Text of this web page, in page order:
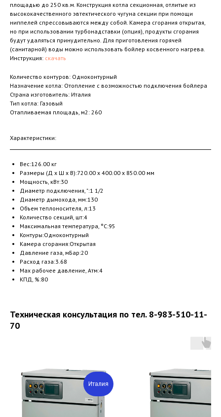
площадью до 250 кв.м. Конструкция котла секционная, отлитые из
высококачественного эвтектического чугуна секции при помощи
ниппелей спрессовываются между собой. Камера сгорания открытая,
но при использовании турбонадставки (опция), продукты сгорания
будут удаляться принудительно. Для приготовления горячей
(санитарной) воды можно использовать бойлер косвенного нагрева.
Инструкция: скачать
Количество контуров: Одноконтурный
Назначение котла: Отопление с возможностью подключения бойлера
Страна изготовитель: Италия
Тип котла: Газовый
Отапливаемая площадь, м2: 260
Характеристики:
Вес:126.00 кг
Размеры (Д x Ш x В):720.00 x 400.00 x 850.00 мм
Мощность, кВт:30
Диаметр подключения, ":1 1/2
Диаметр дымохода, мм:130
Объем теплоносителя, л:13
Количество секций, шт:4
Максимальная температура, °С:95
Контуры:Одноконтурный
Камера сгорания:Открытая
Давление газа, мБар:20
Расход газа:3.68
Max рабочее давление, Атм:4
КПД, %:80
Техническая консультация по тел. 8-983-510-11-
70
Италия